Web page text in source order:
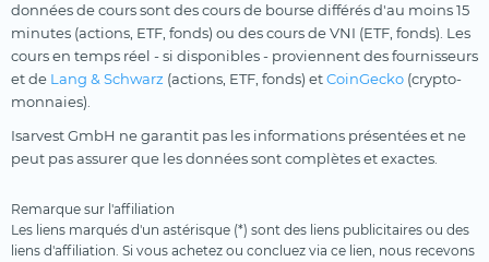
données de cours sont des cours de bourse différés d'au moins 15
minutes (actions, ETF, fonds) ou des cours de VNI (ETF, fonds). Les
cours en temps réel - si disponibles - proviennent des fournisseurs
et de Lang & Schwarz (actions, ETF, fonds) etCoinGecko (crypto-
monnaies).
Isarvest GmbH ne garantit pas les informations présentées et ne
peut pas assurer que les données sont complètes et exactes.
Remarque sur l'affiliation
Les liens marqués d'un astérisque (*) sont des liens publicitaires ou des
liens d'affiliation. Si vous achetez ou concluez via ce lien, nous recevons